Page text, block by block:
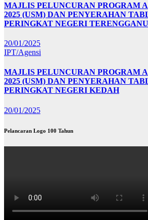
MAJLIS PELUNCURAN PROGRAM
2025 (USM) DAN PENYERAHAN
PERINGKAT NEGERI TERENGGANU
20/01/2025
IPT/Agensi
MAJLIS PELUNCURAN PROGRAM
2025 (USM) DAN PENYERAHAN
PERINGKAT NEGERI KEDAH
20/01/2025
Pelancaran Logo 100 Tahun